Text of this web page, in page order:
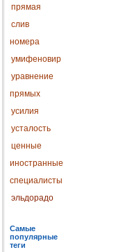
прямая
слив
номера
умифеновир
уравнение
прямых
усилия
усталость
ценные
иностранные
специалисты
эльдорадо
Самые
популярные
теги